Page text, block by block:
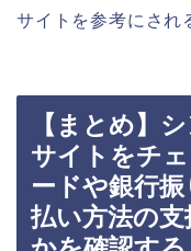
サイトを参考にされ
【まとめ】
サイトをチ
ードや銀行
払い方法の